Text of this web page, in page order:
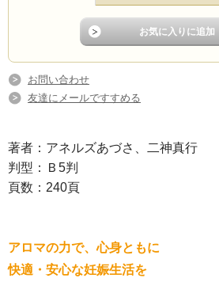
お問い合わせ
友達にメールですすめる
著者：アネルズあづさ、二神真行
判型：Ｂ5判
頁数：240頁
アロマの力で、心身ともに
快適・安心な妊娠生活を